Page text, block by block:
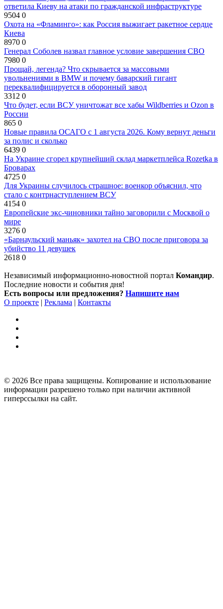
ответила Киеву на атаки по гражданской инфраструктуре
9504 0
Охота на «Фламинго»: как Россия выжигает ракетное сердце
Киева
8970 0
Генерал Соболев назвал главное условие завершения СВО
7980 0
Прощай, легенда? Что скрывается за массовыми
увольнениями в BMW и почему баварский гигант
переквалифицируется в оборонный завод
3312 0
Что будет, если ВСУ уничтожат все хабы Wildberries и Ozon в
России
865 0
Новые правила ОСАГО с 1 августа 2026. Кому вернут деньги
за полис и сколько
6439 0
На Украине сгорел крупнейший склад маркетплейса Rozetka в
Броварах
4725 0
Для Украины случилось страшное: военкор объяснил, что
стало с контрнаступлением ВСУ
4154 0
Европейские экс-чиновники тайно заговорили с Москвой о
мире
3276 0
«Барнаульский маньяк» захотел на СВО после приговора за
убийство 11 девушек
2618 0
Независимый информационно-новостной портал Командир.
Последние новости и события дня!
Есть вопросы или предложения? Напишите нам
О проекте | Реклама | Контакты
© 2026 Все права защищены. Копирование и использование
информации разрешено только при наличии активной
гиперссылки на сайт.